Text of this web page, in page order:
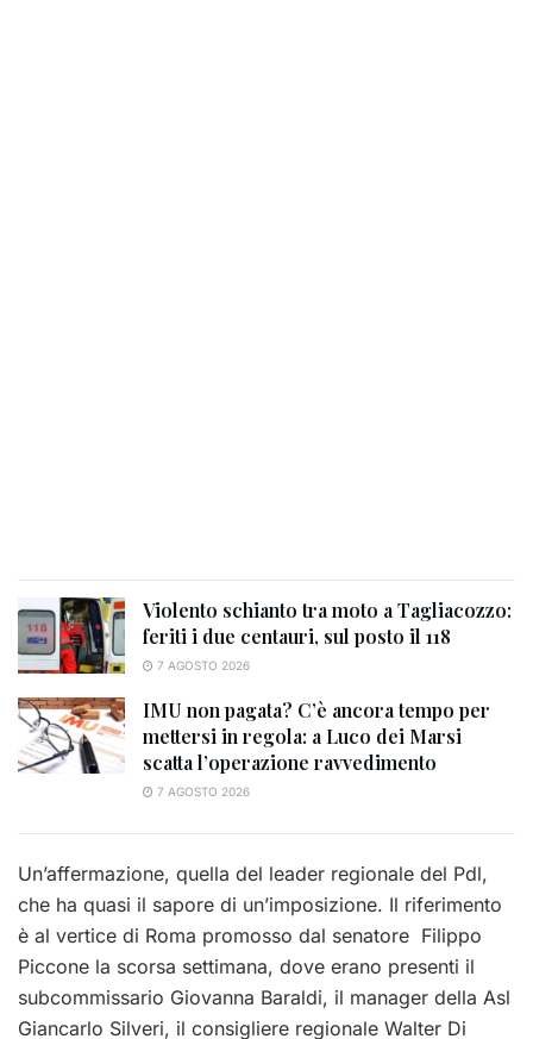
Violento schianto tra moto a Tagliacozzo:
feriti i due centauri, sul posto il 118
7 AGOSTO 2026
IMU non pagata? C’è ancora tempo per
mettersi in regola: a Luco dei Marsi
scatta l’operazione ravvedimento
7 AGOSTO 2026
Un’affermazione, quella del leader regionale del Pdl,
che ha quasi il sapore di un’imposizione. Il riferimento
è al vertice di Roma promosso dal senatore Filippo
Piccone la scorsa settimana, dove erano presenti il
subcommissario Giovanna Baraldi, il manager della Asl
Giancarlo Silveri, il consigliere regionale Walter Di